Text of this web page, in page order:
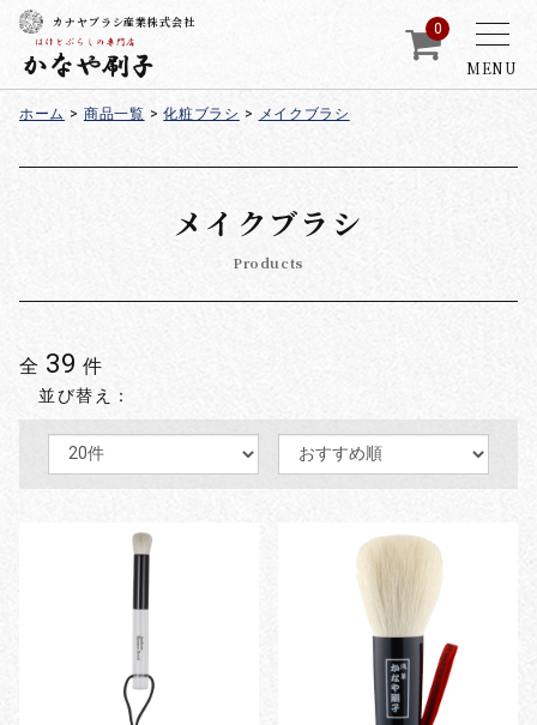
MENU
カナヤブラシ産業株式会社 0
ホーム > 商品一覧 > 化粧ブラシ > メイクブラシ
メイクブラシ
Products
全 39 件
並び替え：